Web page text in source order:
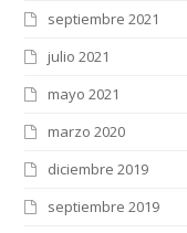
septiembre 2021
julio 2021
mayo 2021
marzo 2020
diciembre 2019
septiembre 2019